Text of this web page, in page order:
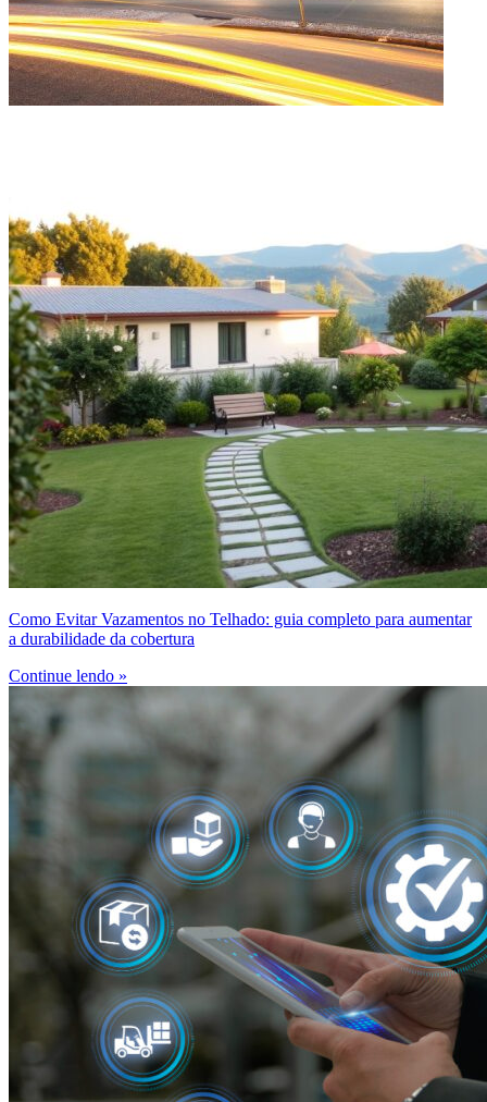
Como Evitar Vazamentos no Telhado: guia completo para aumentar
a durabilidade da cobertura
Continue lendo »